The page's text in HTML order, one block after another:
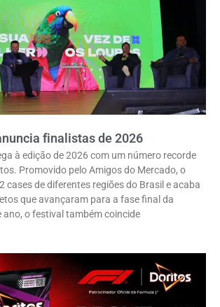
finalistas de 2026
à edição de 2026 com um número recorde
Promovido pelo Amigos do Mercado, o
cases de diferentes regiões do Brasil e acaba
que avançaram para a fase final da
o festival também coincide